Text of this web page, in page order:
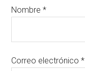
Nombre*
Correo electrónico*